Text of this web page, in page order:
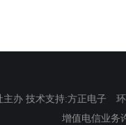
办 技术支持:方正电子
增值电信业务